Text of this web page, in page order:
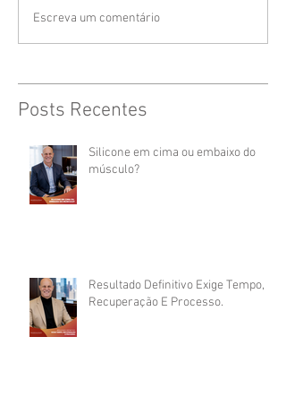
Escreva um comentário
Posts Recentes
Silicone em cima ou embaixo do
músculo?
Resultado Definitivo Exige Tempo,
Recuperação E Processo.